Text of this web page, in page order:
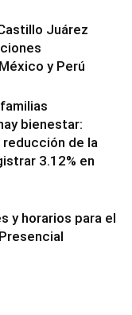
Juárez
y Perú
bienestar:
de la
3.12% en
y horarios para el